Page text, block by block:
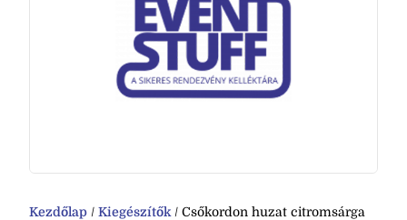
Kezdőlap / Kiegészítők / Csőkordon huzat citromsárga
Mobil regál 20 fős